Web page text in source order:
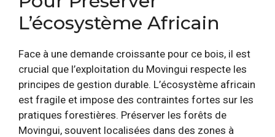
L’écosystème Africain
Face à une demande croissante pour ce bois, il est
crucial que l’exploitation du Movingui respecte les
principes de gestion durable. L’écosystème africain
est fragile et impose des contraintes fortes sur les
pratiques forestières. Préserver les forêts de
Movingui, souvent localisées dans des zones à